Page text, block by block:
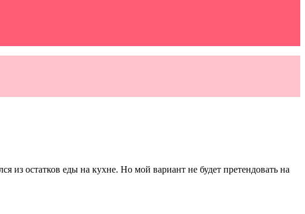
из остатков еды на кухне. Но мой вариант не будет претендовать на